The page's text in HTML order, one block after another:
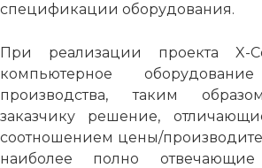
спецификации оборудования.
При реализации проекта X-
компьютерное
производства, таким
заказчику решение,
соотношением цены/
наиболее полно